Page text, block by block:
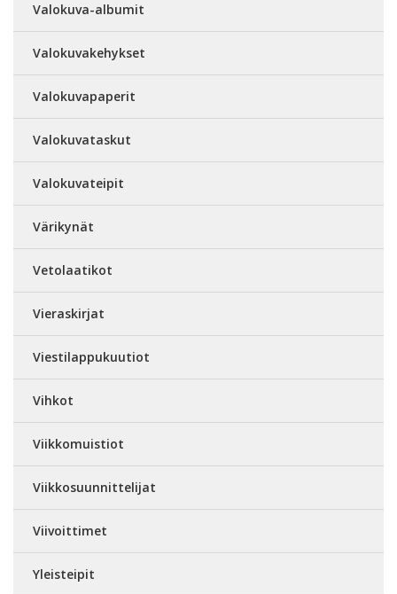
Valokuva-albumit
Valokuvakehykset
Valokuvapaperit
Valokuvataskut
Valokuvateipit
Värikynät
Vetolaatikot
Vieraskirjat
Viestilappukuutiot
Vihkot
Viikkomuistiot
Viikkosuunnittelijat
Viivoittimet
Yleisteipit